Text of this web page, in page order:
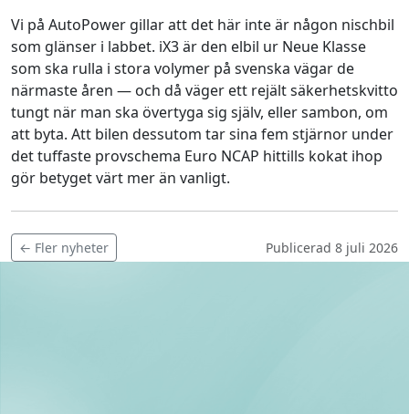
Vi på AutoPower gillar att det här inte är någon nischbil
som glänser i labbet. iX3 är den elbil ur Neue Klasse
som ska rulla i stora volymer på svenska vägar de
närmaste åren — och då väger ett rejält säkerhetskvitto
tungt när man ska övertyga sig själv, eller sambon, om
att byta. Att bilen dessutom tar sina fem stjärnor under
det tuffaste provschema Euro NCAP hittills kokat ihop
gör betyget värt mer än vanligt.
← Fler nyheter Publicerad 8 juli 2026